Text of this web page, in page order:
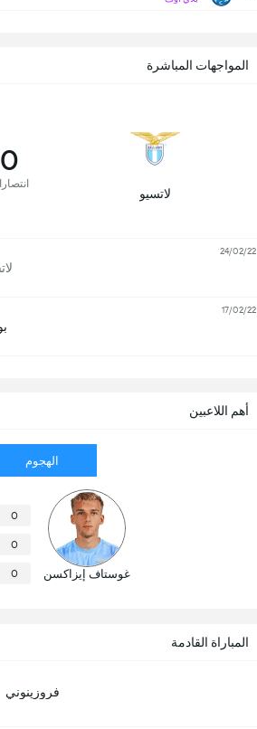
المباراة القادمة
فروزينوني
أهم اللاعبين
الهجوم
غوستاف إيزاكسن
0
0
0
المواجهات المباشرة
لاتسيو
0
24/02/22
17/02/22